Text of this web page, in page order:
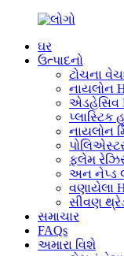
ઘર
ઉત્પાદનો
ટોચના
નાયલોન
એડહેસિવ
નાયલોન
ફ્લેમ
અન નેપ્ડ
વણાયેલા
સીવણ
સમાચાર
FAQs
અમારા વિશે